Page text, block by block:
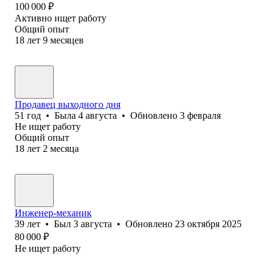
100 000 ₽
Активно ищет работу
Общий опыт
18 лет 9 месяцев
Продавец выходного дня
51 год • Была 4 августа • Обновлено 3 февраля
Не ищет работу
Общий опыт
18 лет 2 месяца
Инженер-механик
39 лет • Был 3 августа • Обновлено 23 октября 2025
80 000 ₽
Не ищет работу